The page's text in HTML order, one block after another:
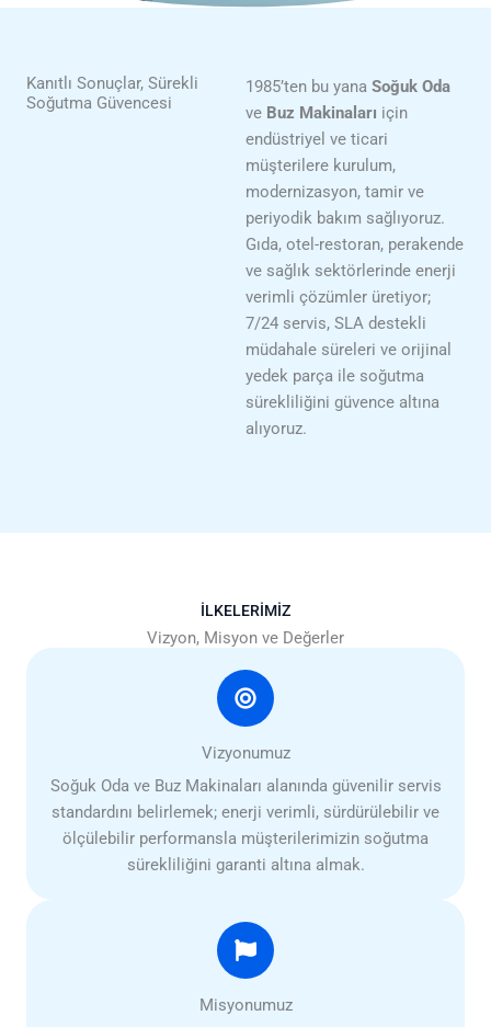
Kanıtlı Sonuçlar, Sürekli
Soğutma Güvencesi
1985’ten bu yana Soğuk Oda
ve Buz Makinaları için
endüstriyel ve ticari
müşterilere kurulum,
modernizasyon, tamir ve
periyodik bakım sağlıyoruz.
Gıda, otel-restoran, perakende
ve sağlık sektörlerinde enerji
verimli çözümler üretiyor;
7/24 servis, SLA destekli
müdahale süreleri ve orijinal
yedek parça ile soğutma
sürekliliğini güvence altına
alıyoruz.
İLKELERİMİZ
Vizyon, Misyon ve Değerler
Vizyonumuz
Soğuk Oda ve Buz Makinaları alanında güvenilir servis
standardını belirlemek; enerji verimli, sürdürülebilir ve
ölçülebilir performansla müşterilerimizin soğutma
sürekliliğini garanti altına almak.
Misyonumuz